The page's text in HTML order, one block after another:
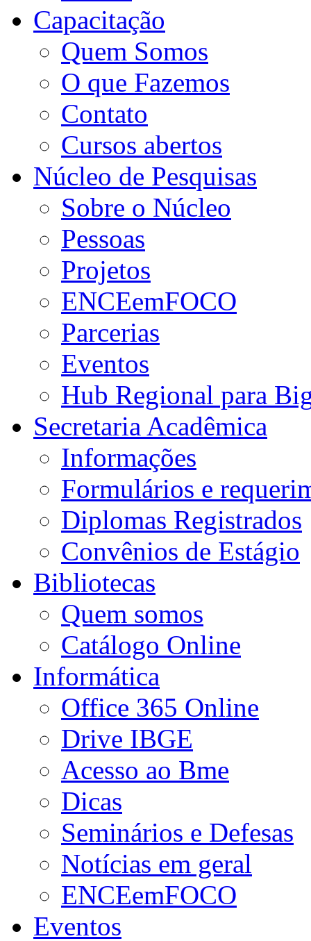
Capacitação
Quem Somos
O que Fazemos
Contato
Cursos abertos
Núcleo de Pesquisas
Sobre o Núcleo
Pessoas
Projetos
ENCEemFOCO
Parcerias
Eventos
Hub Regional para
Secretaria Acadêmica
Informações
Formulários e
Diplomas Registrados
Convênios de Estágio
Bibliotecas
Quem somos
Catálogo Online
Informática
Office 365 Online
Drive IBGE
Acesso ao Bme
Dicas
Seminários e Defesas
Notícias em geral
ENCEemFOCO
Eventos